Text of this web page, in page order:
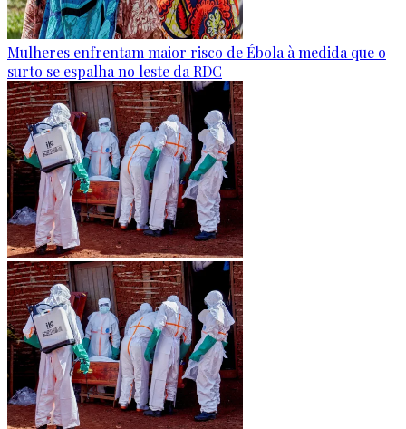
Mulheres enfrentam maior risco de Ébola à medida que o
surto se espalha no leste da RDC